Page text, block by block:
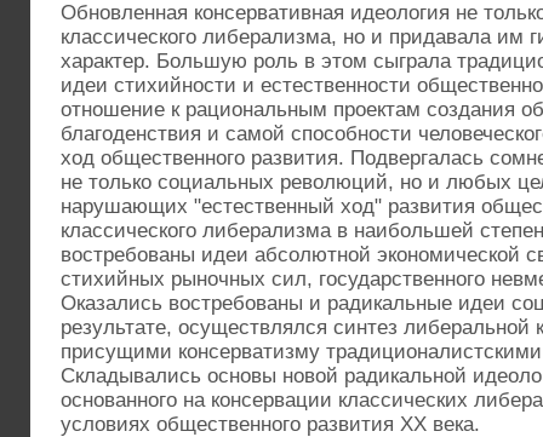
Обновленная консервативная идеология не
классического либерализма, но и придавала им
характер. Большую роль в этом сыграла
идеи стихийности и естественности
отношение к рациональным проектам создания
благоденствия и самой способности
ход общественного развития. Подвергалась
не только социальных революций, но и любых
нарушающих "естественный ход" развития
классического либерализма в наибольшей
востребованы идеи абсолютной экономической
стихийных рыночных сил, государственного
Оказались востребованы и радикальные идеи
результате, осуществлялся синтез
присущими консерватизму
Складывались основы новой радикальной
основанного на консервации классических
условиях общественного развития ХХ века.